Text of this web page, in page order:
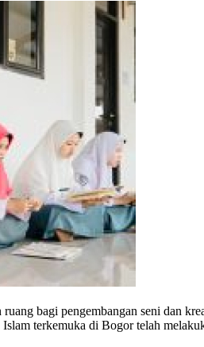
bagi pengembangan seni dan
terkemuka di Bogor telah